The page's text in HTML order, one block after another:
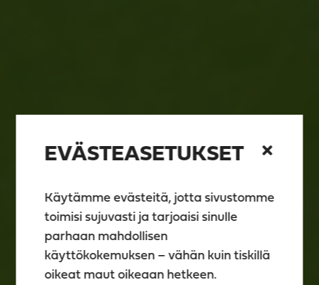
EVÄSTEASETUKSET
Käytämme evästeitä, jotta sivustomme
toimisi sujuvasti ja tarjoaisi sinulle
parhaan mahdollisen
käyttökokemuksen – vähän kuin tiskillä
oikeat maut oikeaan hetkeen.